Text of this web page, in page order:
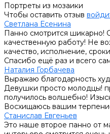
Портреты из мозаики
Чтобы оставить отзыв
Светлана Есенина
Панно смотрится шикарно!
качественную работу! Не
качество, исполнение,
Спасибо ещё раз и всего
Наталия Горбачева
Выражаю благодарность
Девушки просто молодцы!
получилось волшебно!
Восхищаюсь вашим
Станислав Евгеньев
Это наше второе панно от